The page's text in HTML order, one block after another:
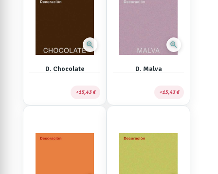
zoom_in
D. Chocolate
15,43 €
zoom_in
D. Malva
15,43 €